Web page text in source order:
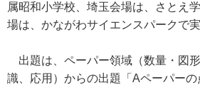
属昭和小学校、埼玉会場は、さとえ
場は、かながわサイエンスパークで実
出題は、ペーパー領域（数量・図
識、応用）からの出題「Aペーパーの